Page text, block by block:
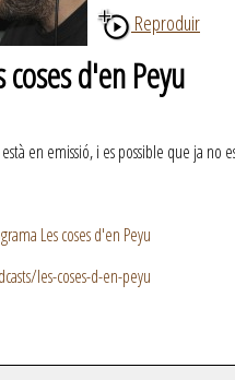
Reproduir
d'en Peyu
en emissió, i es possible que ja no
Les coses d'en Peyu
les-coses-d-en-peyu